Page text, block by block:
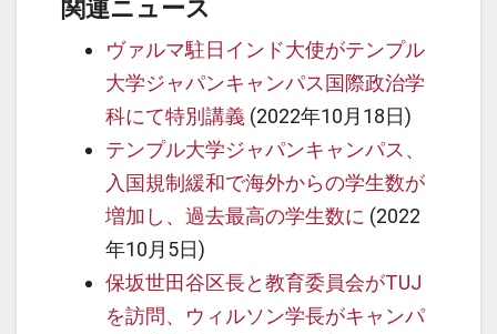
ヴァルマ駐日インド大使がテンプル
大学ジャパンキャンパス国際政治学
科にて特別講義 (2022年10月18日)
テンプル大学ジャパンキャンパス、
入国規制緩和で海外からの学生数が
増加し、過去最高の学生数に (2022
年10月5日)
保坂世田谷区長と教育委員会がTUJ
を訪問、ウィルソン学長がキャンパ